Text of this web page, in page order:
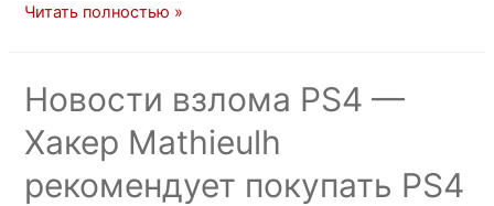
Читать полностью »
Новости взлома PS4 —
Хакер Mathieulh
рекомендует покупать PS4